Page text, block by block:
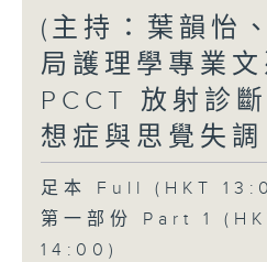
(主持：葉韻怡
局護理學專業
PCCT 放射診
想症與思覺失調
足本 Full (HKT
第一部份 Part 1
14:00)